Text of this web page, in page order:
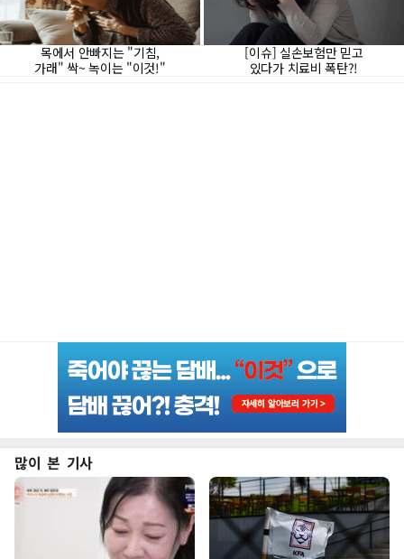
많이 본 기사